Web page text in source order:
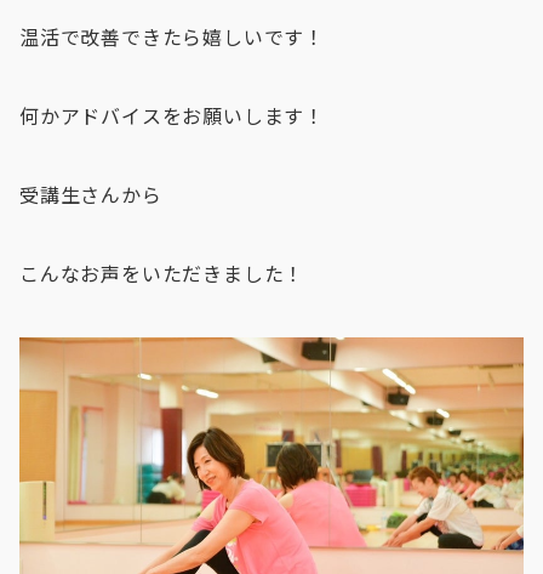
温活で改善できたら嬉しいです！
何かアドバイスをお願いします！
受講生さんから
こんなお声をいただきました！